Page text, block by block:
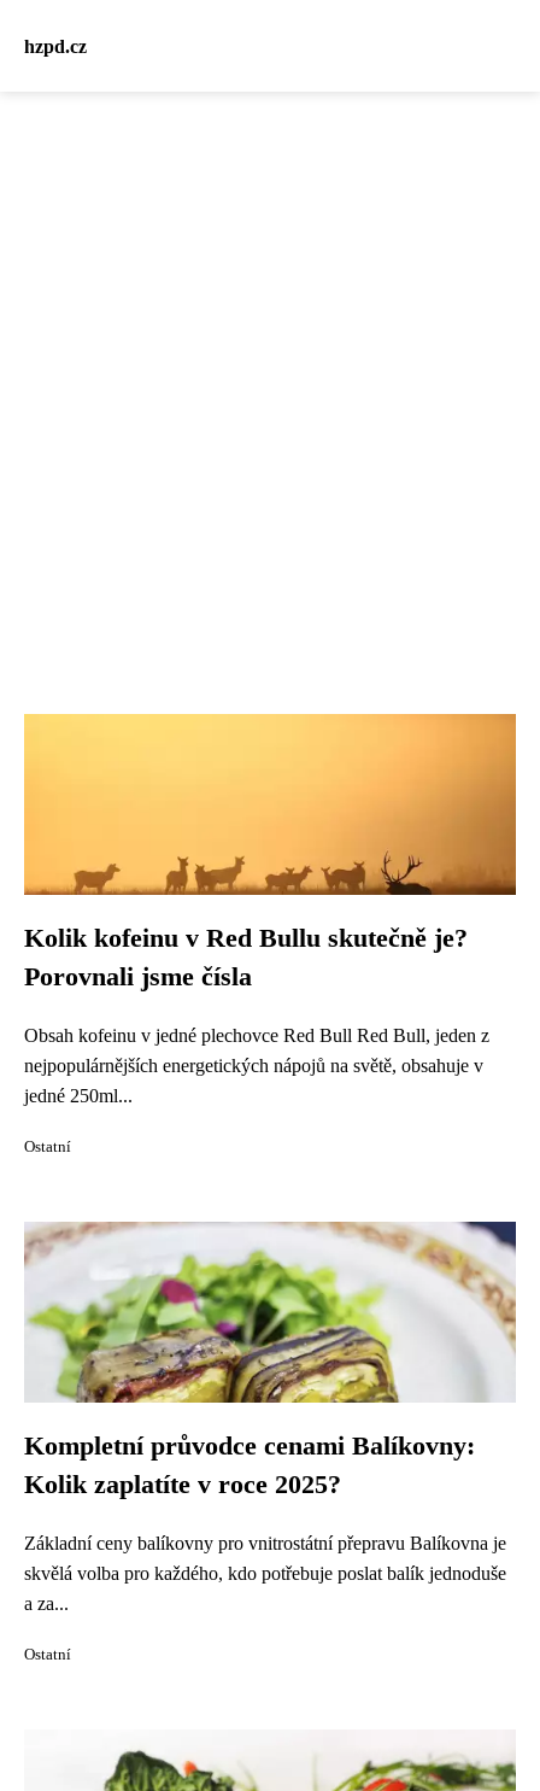
hzpd.cz
Kolik kofeinu v Red Bullu skutečně je?
Porovnali jsme čísla
Obsah kofeinu v jedné plechovce Red Bull Red Bull, jeden z
nejpopulárnějších energetických nápojů na světě, obsahuje v
jedné 250ml...
Ostatní
Kompletní průvodce cenami Balíkovny:
Kolik zaplatíte v roce 2025?
Základní ceny balíkovny pro vnitrostátní přepravu Balíkovna je
skvělá volba pro každého, kdo potřebuje poslat balík jednoduše
a za...
Ostatní